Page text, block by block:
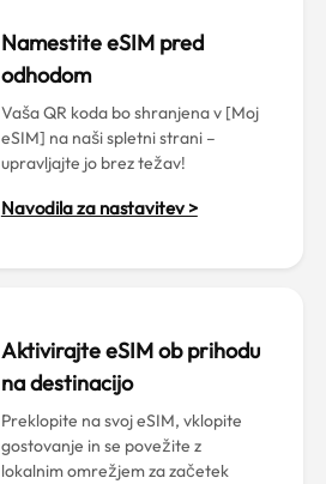
Namestite eSIM pred
odhodom
Vaša QR koda bo shranjena v [Moj
eSIM] na naši spletni strani –
upravljajte jo brez težav!
Navodila za nastavitev >
Aktivirajte eSIM ob prihodu
na destinacijo
Preklopite na svoj eSIM, vklopite
gostovanje in se povežite z
lokalnim omrežjem za začetek